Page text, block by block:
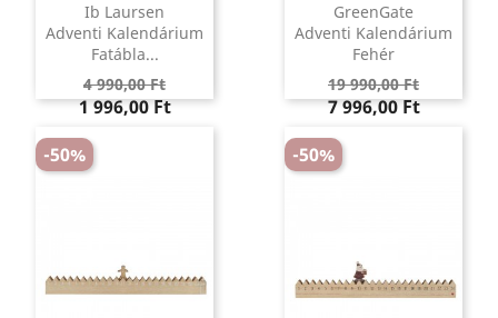
Ib Laursen
Adventi Kalendárium
Fatábla...
Regular
price
4 990,00 FtÁr
1 996,00 Ft
GreenGate
Adventi Kalendárium
Fehér
Regular
price
19 990,00 FtÁr
7 996,00 Ft
-50% -50%